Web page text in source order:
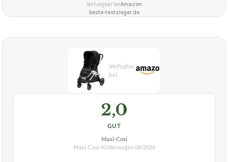
Verfuegbar beiAmazon
beste-testsieger.de
2,0
GUT
Maxi-Cosi
Maxi-Cosi-Kinderwagen08/2026